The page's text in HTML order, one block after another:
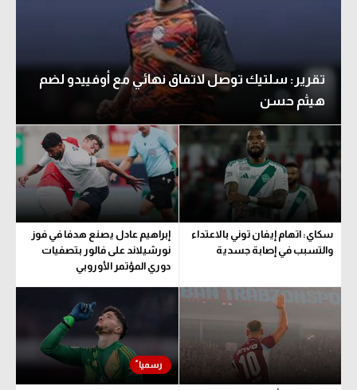
تقرير: سلتيك توصل لاتفاق نهائي مع أوفييدو لضم
هيثم حسن
سكاي: اتهام إيفان توني بالاعتداء
والتسبب في إصابة جسدية
إبراهيم عادل يصنع هدفا في فوز
نورشيلاند على فالور بتصفيات
دوري المؤتمر الأوروبي